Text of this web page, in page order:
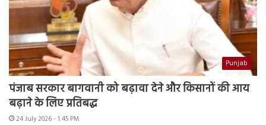
Punjab
पंजाब सरकार बागवानी को बढ़ावा देने और किसानों की आय
बढ़ाने के लिए प्रतिबद्ध
24 July 2026 - 1:45 PM